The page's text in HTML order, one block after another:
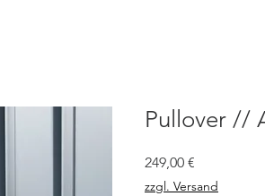
Pullover //
249,00 €
zzgl. Versand